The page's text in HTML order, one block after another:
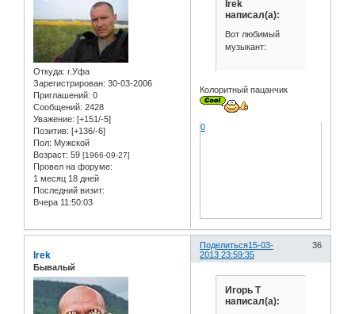
Откуда: г.Уфа
Зарегистрирован: 30-03-2006
Приглашений: 0
Сообщений: 2428
Уважение: [+151/-5]
Позитив: [+136/-6]
Пол: Мужской
Возраст: 59 [1966-09-27]
Провел на форуме:
1 месяц 18 дней
Последний визит:
Вчера 11:50:03
Irek
написал(а):
Вот любимый
музыкант:
Колоритный пацанчик
0
Поделиться 36
15-03-
2013 23:59:35
Irek
Бывалый
Игорь Т
написал(а):